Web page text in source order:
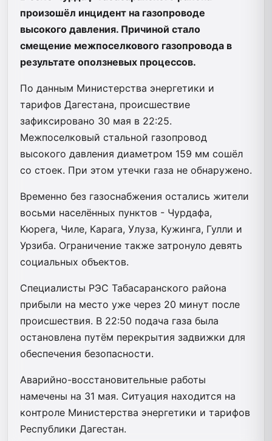
произошёл инцидент на газопроводе
высокого давления. Причиной стало
смещение межпоселкового газопровода в
результате оползневых процессов.
По данным Министерства энергетики и
тарифов Дагестана, происшествие
зафиксировано 30 мая в 22:25.
Межпоселковый стальной газопровод
высокого давления диаметром 159 мм сошёл
со стоек. При этом утечки газа не обнаружено.
Временно без газоснабжения остались жители
восьми населённых пунктов - Чурдафа,
Кюрега, Чиле, Карага, Улуза, Кужинга, Гулли и
Урзиба. Ограничение также затронуло девять
социальных объектов.
Специалисты РЭС Табасаранского района
прибыли на место уже через 20 минут после
происшествия. В 22:50 подача газа была
остановлена путём перекрытия задвижки для
обеспечения безопасности.
Аварийно-восстановительные работы
намечены на 31 мая. Ситуация находится на
контроле Министерства энергетики и тарифов
Республики Дагестан.